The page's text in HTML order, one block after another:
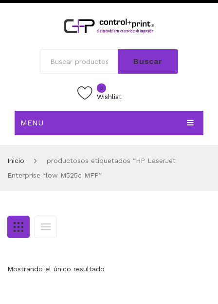
Buscar
0
Wishlist
MENU
TIENDA
MI CUENTA
Inicio
productosos etiquetados “HP LaserJet
Enterprise flow M525c MFP”
Mostrando el único resultado